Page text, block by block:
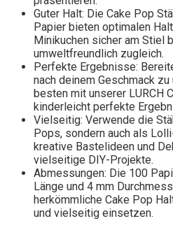
Guter Halt: Die Cake Pop
Papier bieten optimalen
Minikuchen sicher am Stiel
umweltfreundlich zugleich.
Perfekte Ergebnisse:
nach deinem Geschmack
besten mit unserer LURCH
kinderleicht perfekte
Vielseitig: Verwende die
Pops, sondern auch als
kreative Bastelideen und
vielseitige DIY-Projekte.
Abmessungen: Die 100
Länge und 4 mm
herkömmliche Cake Pop
und vielseitig einsetzen.